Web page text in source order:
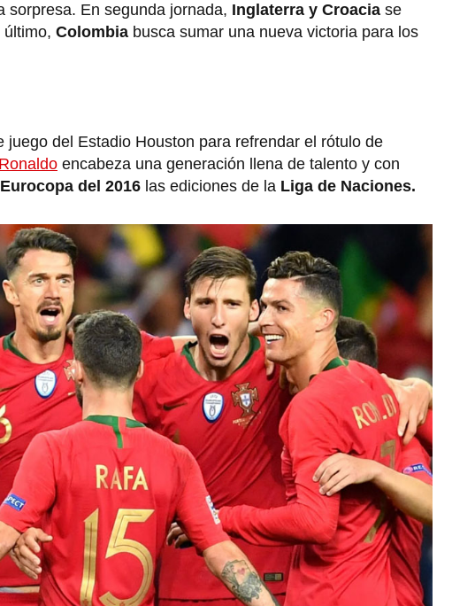
sorpresa. En segunda jornada, Inglaterra y Croacia se
Colombia busca sumar una nueva victoria para los
juego del Estadio Houston para refrendar el rótulo de
encabeza una generación llena de talento y con
Eurocopa del 2016 las ediciones de la Liga de Naciones.